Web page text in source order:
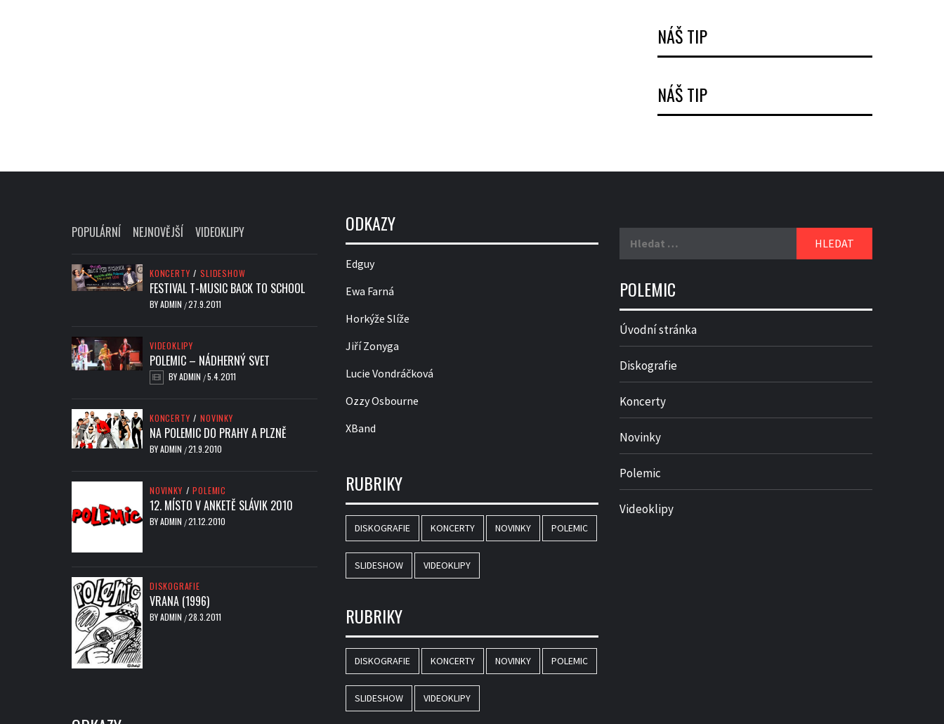
NÁŠ TIP
NÁŠ TIP
POPULÁRNÍ NEJNOVĚJŠÍ VIDEOKLIPY
KONCERTY / SLIDESHOW
FESTIVAL T-MUSIC BACK TO SCHOOL
BYADMIN /27.9.2011
VIDEOKLIPY
POLEMIC – NÁDHERNÝ SVET
BYADMIN /5.4.2011
KONCERTY / NOVINKY
NA POLEMIC DO PRAHY A PLZNĚ
BYADMIN /21.9.2010
NOVINKY / POLEMIC
12. MÍSTO V ANKETĚ SLÁVIK 2010
BYADMIN /21.12.2010
DISKOGRAFIE
VRANA (1996)
BYADMIN /28.3.2011
ODKAZY
Edguy
Ewa Farná
Horkýže Slíže
Jiří Zonyga
Lucie Vondráčková
Ozzy Osbourne
XBand
RUBRIKY
DISKOGRAFIE KONCERTY NOVINKY POLEMIC
SLIDESHOW VIDEOKLIPY
RUBRIKY
DISKOGRAFIE KONCERTY NOVINKY POLEMIC
SLIDESHOW VIDEOKLIPY
POLEMIC
Úvodní stránka
Diskografie
Koncerty
Novinky
Polemic
Videoklipy